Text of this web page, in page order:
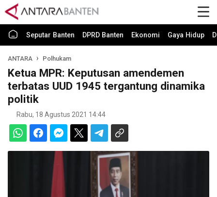
Seputar Banten DPRD Banten Ekonomi Gaya Hidup
ANTARA Polhukam
Ketua MPR: Keputusan amendemen
terbatas UUD 1945 tergantung dinamika
politik
Rabu, 18 Agustus 2021 14:44